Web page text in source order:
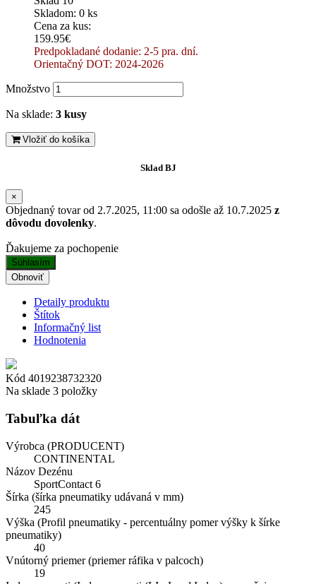
Skladom: 0 ks
Cena za kus:
159.95€
Predpokladané dodanie: 2-5 pra. dní.
Orientačný DOT: 2024-2026
Množstvo
Na sklade: 3 kusy
Vložiť do košíka
Sklad BJ
×
Objednaný tovar od 2.7.2025, 11:00 sa odošle až 10.7.2025 z
dôvodu dovolenky.
Ďakujeme za pochopenie
Súhlasím
Detaily produktu
Štítok
Informačný list
Hodnotenia
Kód 4019238732320
Na sklade 3 položky
Tabuľka dát
Výrobca (PRODUCENT)
CONTINENTAL
Názov Dezénu
SportContact 6
Šírka (šírka pneumatiky udávaná v mm)
245
Výška (Profil pneumatiky - percentuálny pomer výšky k šírke
pneumatiky)
40
Vnútorný priemer (priemer ráfika v palcoch)
19